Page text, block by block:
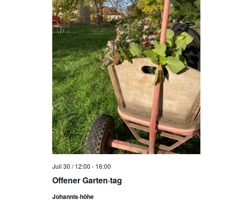
Offener Garten·tag
Juli 30 / 12:00 - 16:00
Johannis·höhe